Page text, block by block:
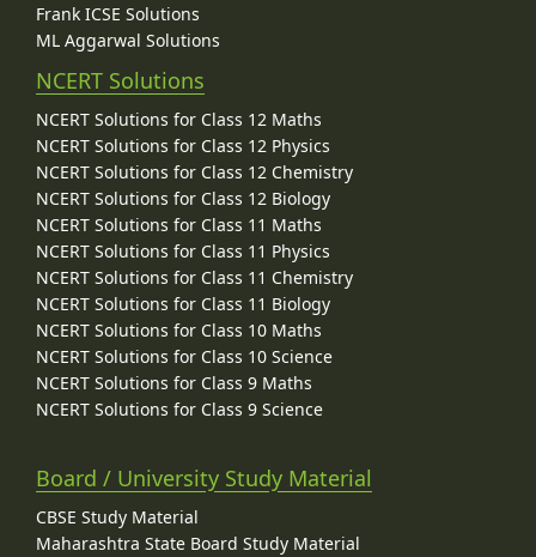
Frank ICSE Solutions
ML Aggarwal Solutions
NCERT Solutions
NCERT Solutions for Class 12 Maths
NCERT Solutions for Class 12 Physics
NCERT Solutions for Class 12 Chemistry
NCERT Solutions for Class 12 Biology
NCERT Solutions for Class 11 Maths
NCERT Solutions for Class 11 Physics
NCERT Solutions for Class 11 Chemistry
NCERT Solutions for Class 11 Biology
NCERT Solutions for Class 10 Maths
NCERT Solutions for Class 10 Science
NCERT Solutions for Class 9 Maths
NCERT Solutions for Class 9 Science
Board / University Study Material
CBSE Study Material
Maharashtra State Board Study Material